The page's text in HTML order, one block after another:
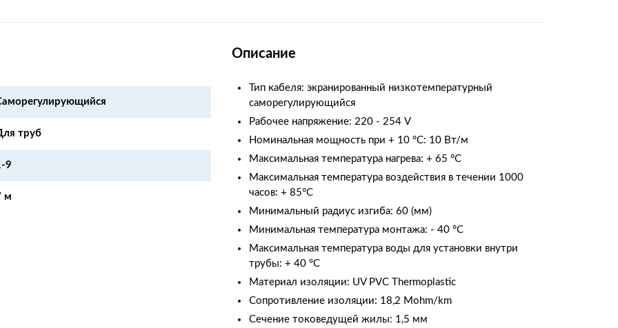
труб
9
м
Описание
Тип кабеля: экранированный низкотемпературный
саморегулирующийся
Рабочее напряжение: 220 - 254 V
Номинальная мощность при + 10 °С: 10 Вт/м
Максимальная температура нагрева: + 65 °С
Максимальная температура воздействия в течении 1000
часов: + 85°С
Минимальный радиус изгиба: 60 (мм)
Минимальная температура монтажа: - 40 °C
Максимальная температура воды для установки внутри
трубы: + 40 °C
Материал изоляции: UV PVC Thermoplastic
Сопротивление изоляции: 18,2 Mohm/km
Сечение токоведущей жилы: 1,5 мм